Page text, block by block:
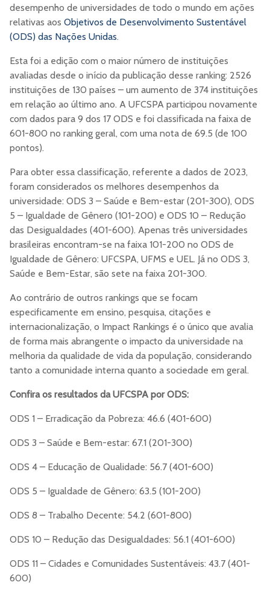
desempenho de universidades de todo o mundo em ações
relativas aos Objetivos de Desenvolvimento Sustentável
(ODS) das Nações Unidas.
Esta foi a edição com o maior número de instituições
avaliadas desde o início da publicação desse ranking: 2526
instituições de 130 países – um aumento de 374 instituições
em relação ao último ano. A UFCSPA participou novamente
com dados para 9 dos 17 ODS e foi classificada na faixa de
601-800 no ranking geral, com uma nota de 69.5 (de 100
pontos).
Para obter essa classificação, referente a dados de 2023,
foram considerados os melhores desempenhos da
universidade: ODS 3 – Saúde e Bem-estar (201-300), ODS
5 – Igualdade de Gênero (101-200) e ODS 10 – Redução
das Desigualdades (401-600). Apenas três universidades
brasileiras encontram-se na faixa 101-200 no ODS de
Igualdade de Gênero: UFCSPA, UFMS e UEL. Já no ODS 3,
Saúde e Bem-Estar, são sete na faixa 201-300.
Ao contrário de outros rankings que se focam
especificamente em ensino, pesquisa, citações e
internacionalização, o Impact Rankings é o único que avalia
de forma mais abrangente o impacto da universidade na
melhoria da qualidade de vida da população, considerando
tanto a comunidade interna quanto a sociedade em geral.
Confira os resultados da UFCSPA por ODS:
ODS 1 – Erradicação da Pobreza: 46.6 (401-600)
ODS 3 – Saúde e Bem-estar: 67.1 (201-300)
ODS 4 – Educação de Qualidade: 56.7 (401-600)
ODS 5 – Igualdade de Gênero: 63.5 (101-200)
ODS 8 – Trabalho Decente: 54.2 (601-800)
ODS 10 – Redução das Desigualdades: 56.1 (401-600)
ODS 11 – Cidades e Comunidades Sustentáveis: 43.7 (401-
600)